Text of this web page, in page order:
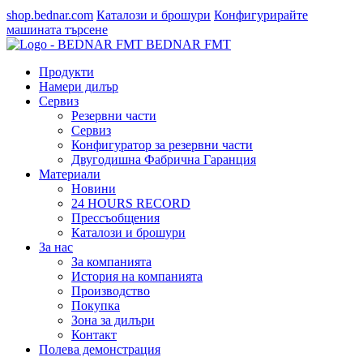
shop.bednar.com Каталози и брошури Конфигурирайте
машината търсене
BEDNAR FMT
Продукти
Намери дилър
Сервиз
Резервни части
Сервиз
Конфигуратор за резервни части
Двугодишна Фабрична Гаранция
Материали
Новини
24 HOURS RECORD
Прессъобщения
Каталози и брошури
За нас
За компанията
История на компанията
Производство
Покупка
Зона за дилъри
Контакт
Полева демонстрация